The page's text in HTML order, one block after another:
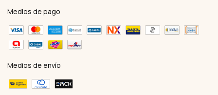
Medios de pago
Medios de envío